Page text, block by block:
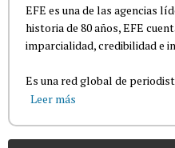
EFE es una de las agencias
historia de 80 años, EFE
imparcialidad, credibilidad e
Es una red global de
Leer más